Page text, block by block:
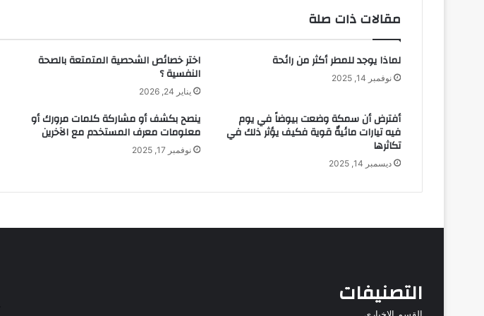
مقالات ذات صلة
لماذا يوجد للمطر أكثر من رائحة
نوفمبر 14, 2025
اختر خصائص الشحصية المتمتعة بالصحة
النفسية ؟
يناير 24, 2026
أفترض أن سمكة وضعت بيوضاً في يوم
فيه تيارات مائيةٌ قوية فكيف يؤثر ذلك في
تكاثرها
ديسمبر 14, 2025
ينصح بكشف أو مشاركة كلمات مرورك أو
معلومات معرف المستخدم مع الآخرين
نوفمبر 17, 2025
التصنيفات